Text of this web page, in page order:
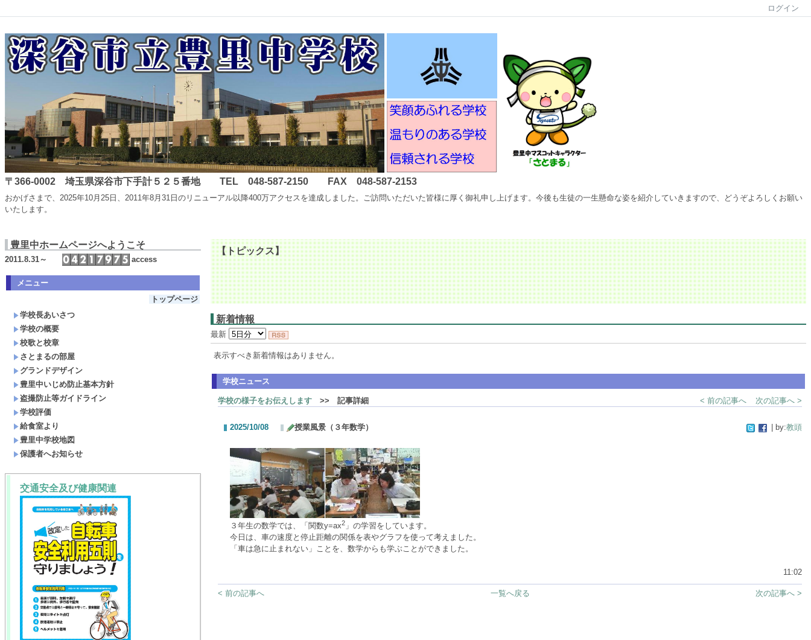
ログイン
〒366-0002 埼玉県深谷市下手計５２５番地 TEL 048-587-2150 FAX 048-587-2153
おかげさまで、2025年10月25日、2011年8月31日のリニューアル以降400万アクセスを達成しました。ご訪問いただいた皆様に厚く御礼申し上げます。今後も生徒の一生懸命な姿を紹介していきますので、どうぞよろしくお願い
いたします。
豊里中ホームページへようこそ
2011.8.31～ access
メニュー
トップページ
学校長あいさつ
学校の概要
校歌と校章
さとまるの部屋
グランドデザイン
豊里中いじめ防止基本方針
盗撮防止等ガイドライン
学校評価
給食室より
豊里中学校地図
保護者へお知らせ
交通安全及び健康関連
【トピックス】
新着情報
最新
表示すべき新着情報はありません。
学校ニュース
学校の様子をお伝えします >> 記事詳細 < 前の記事へ 次の記事へ >
2025/10/08 授業風景（３年数学） | by:教頭
３年生の数学では、「関数y=ax2 」の学習をしています。
今日は、車の速度と停止距離の関係を表やグラフを使って考えました。
「車は急に止まれない」ことを、数学からも学ぶことができました。
11:02
< 前の記事へ 次の記事へ >
一覧へ戻る